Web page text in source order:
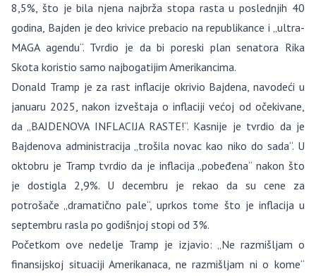
8,5%, što je bila njena najbrža stopa rasta u poslednjih 40
godina, Bajden je deo krivice prebacio na republikance i „ultra-
MAGA agendu“. Tvrdio je da bi poreski plan senatora Rika
Skota koristio samo najbogatijim Amerikancima.
Donald Tramp je za rast inflacije okrivio Bajdena, navodeći u
januaru 2025, nakon izveštaja o inflaciji većoj od očekivane,
da „BAJDENOVA INFLACIJA RASTE!“. Kasnije je tvrdio da je
Bajdenova administracija „trošila novac kao niko do sada“. U
oktobru je Tramp tvrdio da je inflacija „pobeđena“ nakon što
je dostigla 2,9%. U decembru je rekao da su cene za
potrošače „dramatično pale“, uprkos tome što je inflacija u
septembru rasla po godišnjoj stopi od 3%.
Početkom ove nedelje Tramp je izjavio: „Ne razmišljam o
finansijskoj situaciji Amerikanaca, ne razmišljam ni o kome“